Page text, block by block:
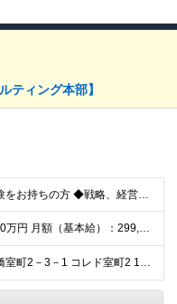
ティング本部】
下記いずれかの経験をお持ちの方 ◆戦略、経営管理、人事、IT、M&A、いずれかの領域での実務経験 または製造業（自動車・機械 等）での開発／設計／生産技術／生産管理などの経験 ◆コンサルティングファ
想定年収580～1100万円 月額（基本給）：299,080円～ 固定残業手当/月：115,220円～（固定残業時間45時間0分/月） 超過した時間外労働の残業手当は追加支給 賞与年2回（6月、1
東京都中央区日本橋室町2－3－1 コレド室町2 10階 ・事業所は本社（東京）のみですので、転勤はございません。 担当する案件により、出張をしていただくことはございます。 (変更の範囲)上記を除